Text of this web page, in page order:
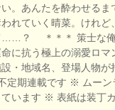
い。あんたを酔わせる
れていく晴菜。けれど
……？ ＊＊＊ 策士な俺
命に抗う極上の溺愛ロ
・地域名、登場人物
定期連載です ※ ムーン
います ※ 表紙は装丁